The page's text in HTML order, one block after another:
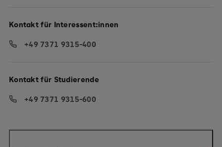
Kontakt für Interessent:innen
+49 7371 9315-400
Kontakt für Studierende
+49 7371 9315-600